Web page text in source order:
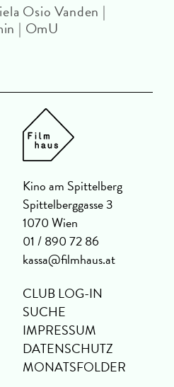
Osio Vanden |
| OmU
Kino am Spittelberg
Spittelberggasse 3
1070 Wien
01 / 890 72 86
kassa@filmhaus.at
CLUB LOG-IN
SUCHE
IMPRESSUM
DATENSCHUTZ
MONATSFOLDER